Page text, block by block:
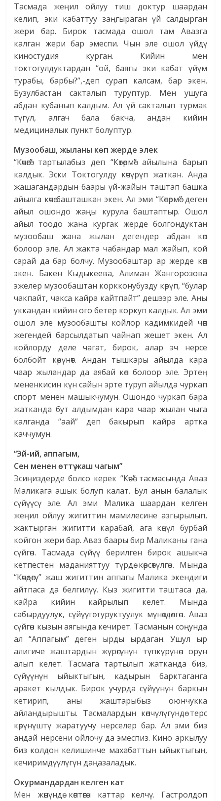
Тасмада жеңил ойлуу тиш доктур шаардан
келип, эки кабаттуу заңгыраган үй салдырган
жери бар. Бирок тасмада ошол там Авазга
калган жери бар эмеспи. Чын эле ошол үйдү
киностудия курган. Кийин мен
токтогулдуктардан “ой, баягы эки кабат үйүм
турабы, барбы?”,-деп сурап калсам, бар экен.
Бузулбастан сакталып туруптур. Мен ушуга
абдан кубанып калдым. Ал үй сакталып турмак
түгүл, алгач бала бакча, андан кийин
медициналык пункт болуптур.
Музообаш, жыланы көп жерде элек
“Көчөгө” тартылабыз деп “Көтөрмө” айылына барып
калдык. Эски Токтогулду көчүрүп жаткан. Анда
жашагандардын баары үй-жайын таштап башка
айылга көчө башташкан экен. Ал эми “Көтөрмө” деген
айыл ошондо жаңы курула баштаптыр. Ошол
айыл тоодо жана кургак жерде болгондуктан
музообаш жана жылан дегендер абдан көп
болоор эле. Ал жакта чабандар мал жайып, кой
сарай да бар болчу. Музообаштар ар жерде көп
экен. Бакен Кыдыкеева, Алиман Жангорозова
эжелер музообаштан коркконубузду көрүп, “булар
чакпайт, чакса кайра кайтпайт” дешээр эле. Аны
уккандан кийин ого бетер коркуп калдык. Ал эми
ошол эле музообашты койлор кадимкидей чөп
жегендей барсылдатып чайнап жешет экен. Ал
койлорду деле чагат, бирок, алар эч нерсе
болбойт көрүнөт. Андан тышкары айылда кара
чаар жыландар да аябай көп болоор эле. Эртең
мененкисин күн сайын эрте туруп айылда чуркап
спорт менен машыкчумун. Ошондо чуркап бара
жатканда бут алдымдан кара чаар жылан чыга
калганда “аай” деп бакырып кайра артка
каччумун.
“Эй-ий, аппагым,
Сен менен өттү жаш чагым”
Эсиңиздерде болсо керек “Көчө” тасмасында Аваз
Маликага ашык болуп калат. Бул анын балалык
сүйүүсү эле. Ал эми Малика шаардан келген
жеңил ойлуу жигиттин мамилесине азгырылып,
жактырган жигитти карабай, ага көңүл бурбай
койгон жери бар. Аваз баары бир Маликаны гана
сүйгөн. Тасмада сүйүү берилген бирок ашыкча
кетпестен маданияттуу түрдө көрсөтүлгөн. Мында
“Көчөдөгү” жаш жигиттин аппагы Малика экендиги
айтпаса да белгилүү. Кыз жигитти таштаса да,
кайра кийин кайрылып келет. Мында
сабырдуулук, сүйүүгө туруктуулук мүнөздөлгөн. Аваз
сүйгөн кызын аягында кечирет. Тасманын соңунда
ал “Аппагым” деген ырды ырдаган. Ушул ыр
алигиче жаштардын жүрөгүнүн түпкүрүнөн орун
алып келет. Тасмага тартылып жатканда биз,
сүйүүнүн ыйыктыгын, кадырын барктаганга
аракет кылдык. Бирок учурда сүйүүнүн баркын
кетирип, аны жаштарыбыз оюнчукка
айландырышты. Тасмалардын көпчүлүгүндө терс
көрүнүштү жаратуучу нерселер бар. Ал эми биз
андай нерсени ойлочу да эмеспиз. Кино аркылуу
биз колдон келишинче махабаттын ыйыктыгын,
кечиримдүүлүгүн даңазаладык.
Окурмандардан келген кат
Мен жөнүндө көптөгөн каттар келчү. Гастролдоп